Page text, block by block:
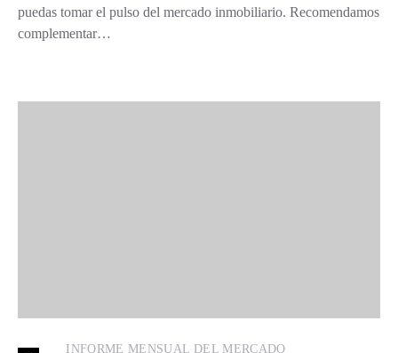
puedas tomar el pulso del mercado inmobiliario. Recomendamos
complementar…
INFORME MENSUAL DEL MERCADO